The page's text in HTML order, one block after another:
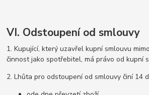
VI. Odstoupení od smlouvy
1. Kupující, který uzavřel kupní smlouvu
činnost jako spotřebitel, má právo od kupní
2. Lhůta pro odstoupení od smlouvy činí 14